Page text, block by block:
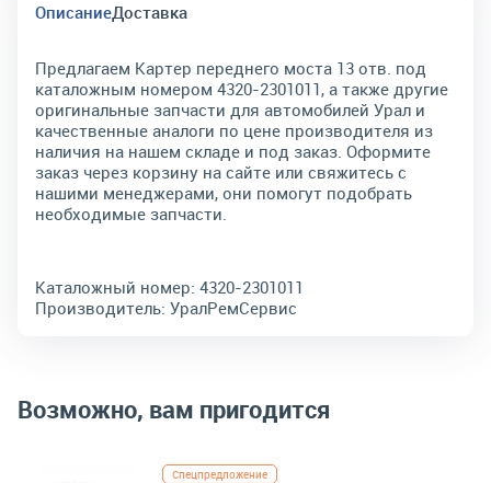
ОписаниеДоставка
Предлагаем Картер переднего моста 13 отв. под
каталожным номером 4320-2301011, а также другие
оригинальные запчасти для автомобилей Урал и
качественные аналоги по цене производителя из
наличия на нашем складе и под заказ. Оформите
заказ через корзину на сайте или свяжитесь с
нашими менеджерами, они помогут подобрать
необходимые запчасти.
Каталожный номер: 4320-2301011
Производитель: УралРемСервис
Возможно, вам пригодится
Спецпредложение